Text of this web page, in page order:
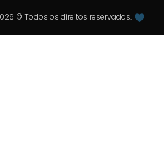
© Todos os direitos reservados.